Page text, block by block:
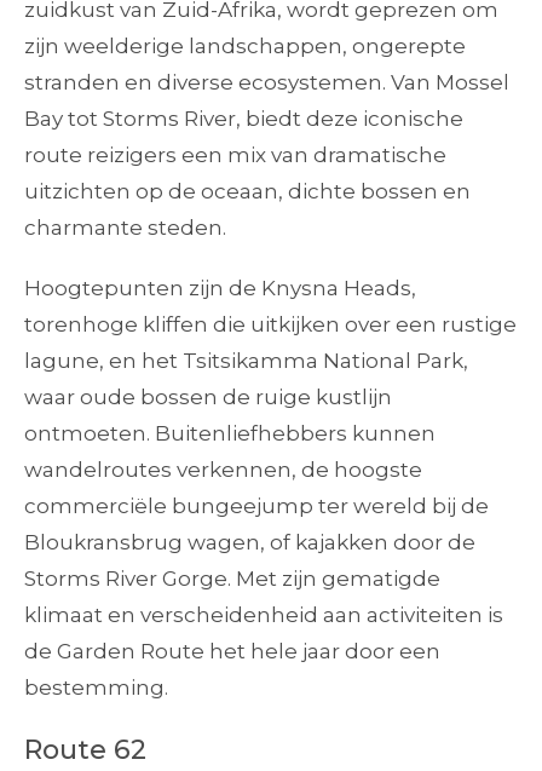
zuidkust van Zuid-Afrika, wordt geprezen om
zijn weelderige landschappen, ongerepte
stranden en diverse ecosystemen. Van Mossel
Bay tot Storms River, biedt deze iconische
route reizigers een mix van dramatische
uitzichten op de oceaan, dichte bossen en
charmante steden.
Hoogtepunten zijn de Knysna Heads,
torenhoge kliffen die uitkijken over een rustige
lagune, en het Tsitsikamma National Park,
waar oude bossen de ruige kustlijn
ontmoeten. Buitenliefhebbers kunnen
wandelroutes verkennen, de hoogste
commerciële bungeejump ter wereld bij de
Bloukransbrug wagen, of kajakken door de
Storms River Gorge. Met zijn gematigde
klimaat en verscheidenheid aan activiteiten is
de Garden Route het hele jaar door een
bestemming.
Route 62